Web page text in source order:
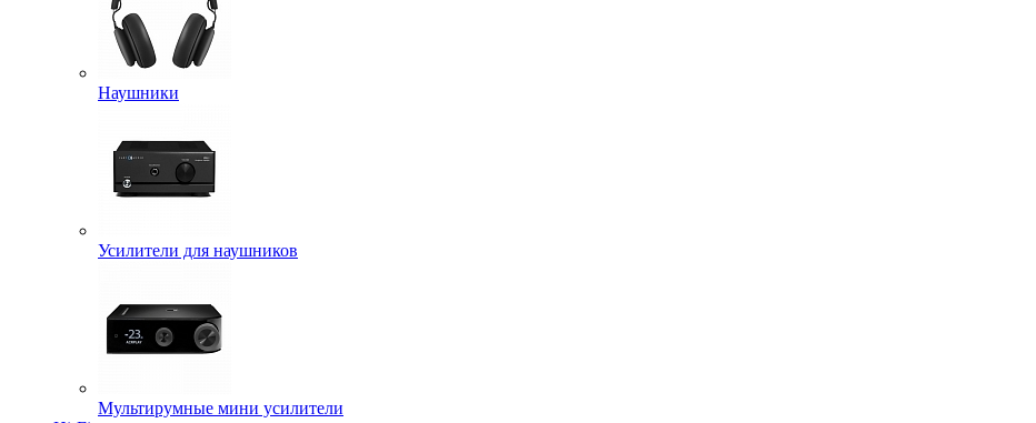
Наушники
Усилители для наушников
Мультирумные мини усилители